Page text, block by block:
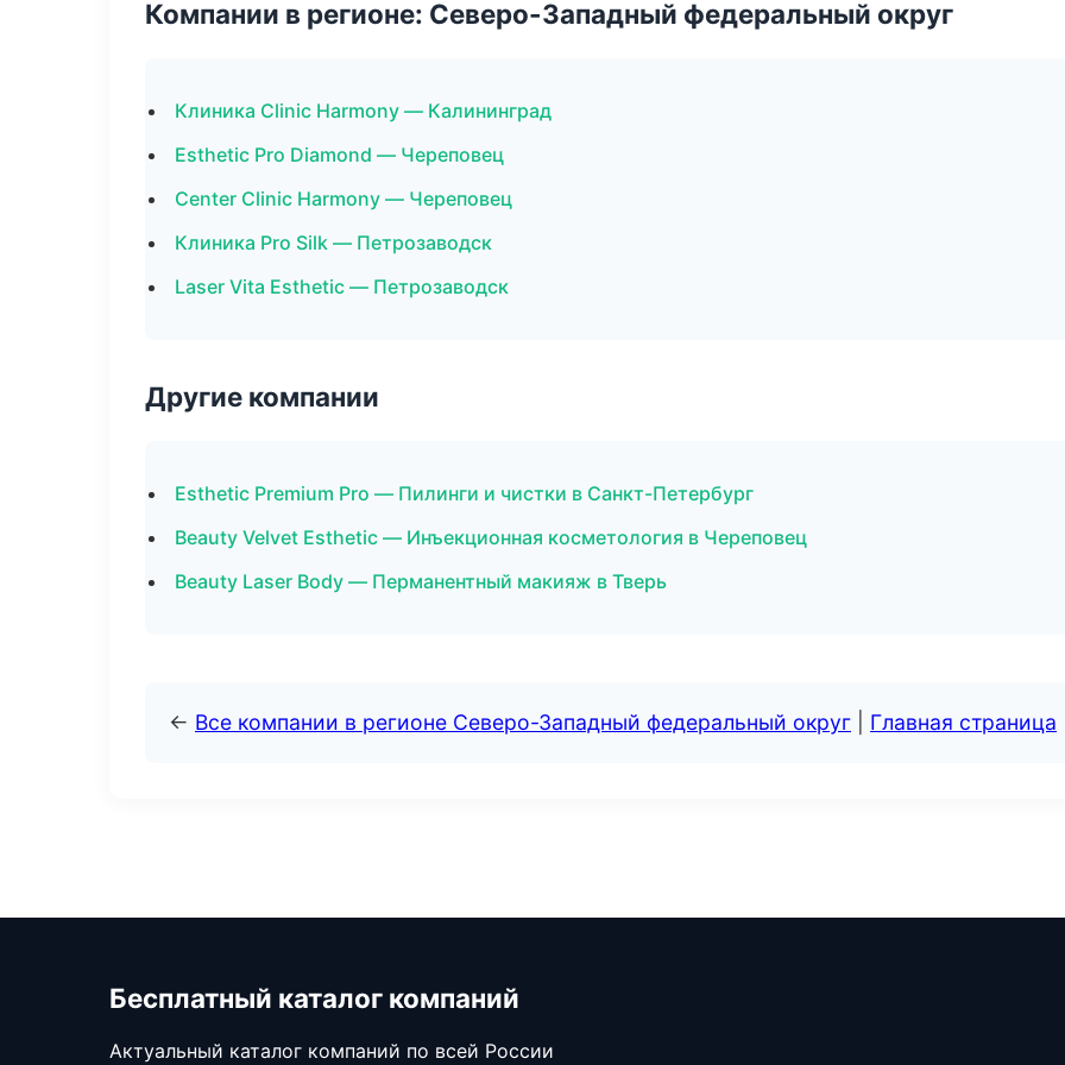
Компании в регионе: Северо-Западный федеральный округ
Клиника Clinic Harmony — Калининград
Esthetic Pro Diamond — Череповец
Center Clinic Harmony — Череповец
Клиника Pro Silk — Петрозаводск
Laser Vita Esthetic — Петрозаводск
Другие компании
Esthetic Premium Pro — Пилинги и чистки в Санкт-Петербург
Beauty Velvet Esthetic — Инъекционная косметология в Череповец
Beauty Laser Body — Перманентный макияж в Тверь
← Все компании в регионе Северо-Западный федеральный округ Главная страница
Бесплатный каталог компаний
Актуальный каталог компаний по всей России